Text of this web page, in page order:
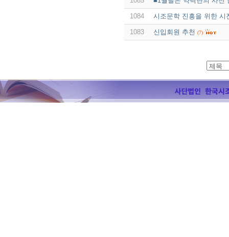
1084 시조문학 진흥을 위한 시
1083 신입회원 추천 (7)